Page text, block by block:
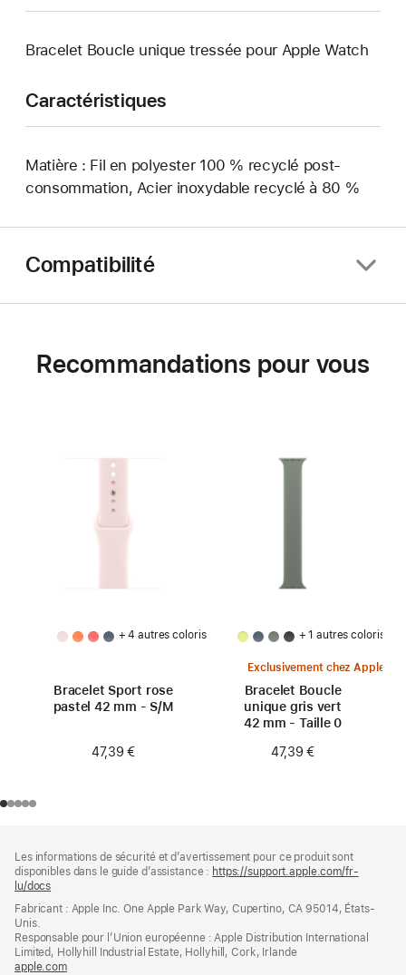
Bracelet Boucle unique tressée pour Apple Watch
Caractéristiques
Matière : Fil en polyester 100 % recyclé post-
consommation, Acier inoxydable recyclé à 80 %
Compatibilité
Recommandations pour vous
+ 4 autres coloris
Bracelet Sport rose
pastel 42 mm - S/M
47,39 €
+ 1 autres coloris
Exclusivement chez Apple
Bracelet Boucle
unique gris vert
42 mm - Taille 0
47,39 €
de
page
de
bas
de
page
Les informations de sécurité et d’avertissement pour ce produit sont
disponibles dans le guide d’assistance : https://support.apple.com/fr-
lu/docs
une
fenêtre)
Fabricant : Apple Inc. One Apple Park Way, Cupertino, CA 95014, États-
Unis.
Responsable pour l’Union européenne : Apple Distribution International
Limited, Hollyhill Industrial Estate, Hollyhill, Cork, Irlande
apple.com(s’ouvre